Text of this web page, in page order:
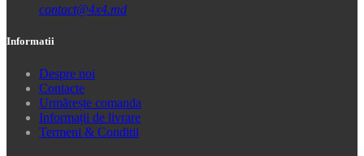
contact@4x4.md
Informatii
Despre noi
Contacte
Urmărește comanda
Informații de livrare
Termeni & Conditii